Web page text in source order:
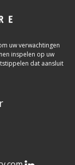
uw verwachtingen
inspelen op uw
dat aansluit